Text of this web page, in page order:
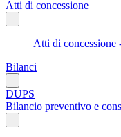
Atti di concessione
Atti di concessione
Bilanci
DUPS
Bilancio preventivo e